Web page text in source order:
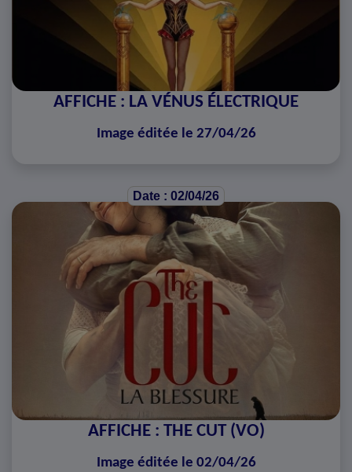
AFFICHE : LA VÉNUS ÉLECTRIQUE
Image éditée le 27/04/26
Date : 02/04/26
AFFICHE : THE CUT (VO)
Image éditée le 02/04/26